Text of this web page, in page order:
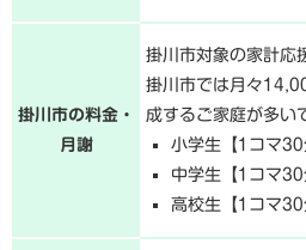
掛川市の料金・
月謝
掛川市対象の家計応
掛川市では月々
成するご家庭が多い
小学生【1コマ30
中学生【1コマ30
高校生【1コマ30